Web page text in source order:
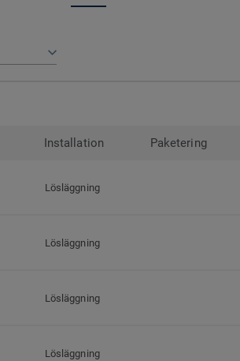
Installation Paketering
Lösläggning
Lösläggning
Lösläggning
Lösläggning